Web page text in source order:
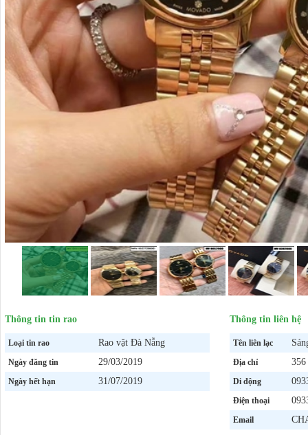
Thông tin tin rao
Loại tin rao Rao vặt Đà Nẵng
Ngày đăng tin 29/03/2019
Ngày hết hạn 31/07/2019
Thông tin liên hệ
Tên liên lạc
Địa chỉ 356
Di động
Điện thoại
Email